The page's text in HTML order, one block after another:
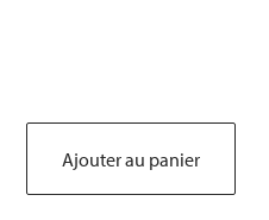
Ajouter au panier